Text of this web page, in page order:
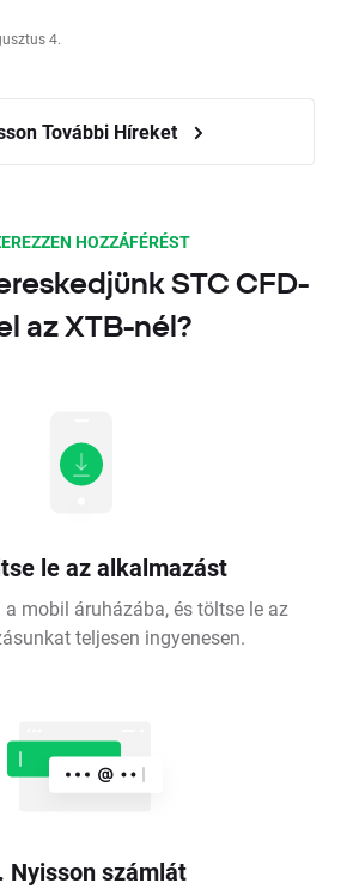
4.
További Híreket
HOZZÁFÉRÉST
STC CFD-
az XTB-nél?
le az alkalmazást
mobil áruházába, és töltse le az
teljesen ingyenesen.
Nyisson számlát